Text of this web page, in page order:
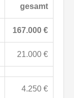
gesamt
167.000 €
21.000 €
4.250 €